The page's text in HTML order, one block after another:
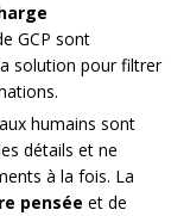
GCP sont
solution pour filtrer
humains sont
détails et ne
à la fois. La
pensée et de